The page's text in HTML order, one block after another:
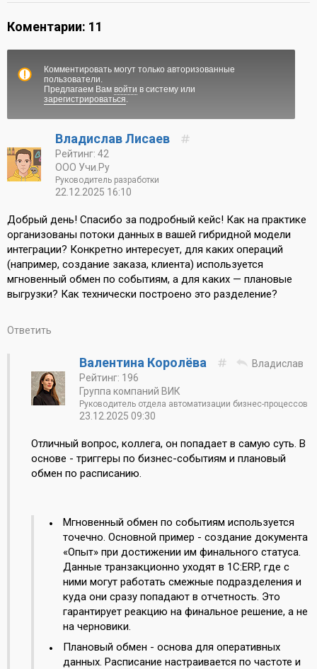
Коментарии: 11
Комментировать могут только авторизованные
пользователи.
Предлагаем Вам войти в систему или
зарегистрироваться.
Владислав Лисаев
Рейтинг: 42
ООО Учи.Ру
Руководитель разработки
22.12.2025 16:10
Добрый день! Спасибо за подробный кейс! Как на практике
организованы потоки данных в вашей гибридной модели
интеграции? Конкретно интересует, для каких операций
(например, создание заказа, клиента) используется
мгновенный обмен по событиям, а для каких — плановые
выгрузки? Как технически построено это разделение?
Ответить
Валентина Королёва
Владислав
Рейтинг: 196
Группа компаний ВИК
Руководитель отдела автоматизации бизнес-процессов
23.12.2025 09:30
Отличный вопрос, коллега, он попадает в самую суть. В
основе - триггеры по бизнес-событиям и плановый
обмен по расписанию.
Мгновенный обмен по событиям используется
точечно. Основной пример - создание документа
«Опыт» при достижении им финального статуса.
Данные транзакционно уходят в 1С:ERP, где с
ними могут работать смежные подразделения и
куда они сразу попадают в отчетность. Это
гарантирует реакцию на финальное решение, а не
на черновики.
Плановый обмен - основа для оперативных
данных. Расписание настраивается по частоте и